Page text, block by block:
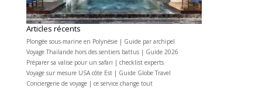
Articles récents
Plongée sous-marine en Polynésie | Guide par archipel
Voyage Thaïlande hors des sentiers battus | Guide 2026
Préparer sa valise pour un safari | checklist experts
Voyage sur mesure USA côte Est | Guide Globe Travel
Conciergerie de voyage | ce service change tout